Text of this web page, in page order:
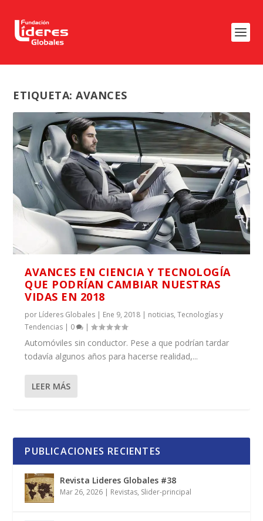
ETIQUETA:AVANCES
AVANCES EN CIENCIA Y TECNOLOGÍA
QUE PODRÍAN CAMBIAR NUESTRAS
VIDAS EN 2018
por Líderes Globales | Ene 9, 2018 | noticias,Tecnologías y
Tendencias | 0 |
Automóviles sin conductor. Pese a que podrían tardar
todavía algunos años para hacerse realidad,...
LEER MÁS
PUBLICACIONES RECIENTES
Revista Lideres Globales #38
Mar 26, 2026 | Revistas, Slider-principal